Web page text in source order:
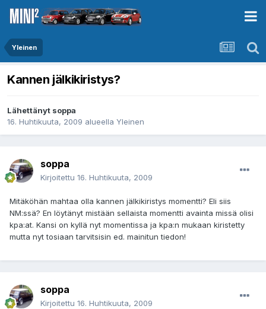
Yleinen
Kannen jälkikiristys?
Lähettänyt soppa
16. Huhtikuuta, 2009 alueella Yleinen
soppa
Kirjoitettu 16. Huhtikuuta, 2009
Mitäköhän mahtaa olla kannen jälkikiristys momentti? Eli siis
NM:ssä? En löytänyt mistään sellaista momentti avainta missä olisi
kpa:at. Kansi on kyllä nyt momentissa ja kpa:n mukaan kiristetty
mutta nyt tosiaan tarvitsisin ed. mainitun tiedon!
soppa
Kirjoitettu 16. Huhtikuuta, 2009